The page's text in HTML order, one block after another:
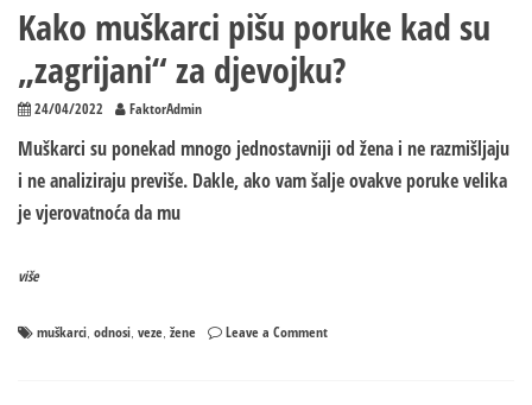
Kako muškarci pišu poruke kad su
„zagrijani“ za djevojku?
24/04/2022 FaktorAdmin
Muškarci su ponekad mnogo jednostavniji od žena i ne razmišljaju
i ne analiziraju previše. Dakle, ako vam šalje ovakve poruke velika
je vjerovatnoća da mu
više
muškarci odnosi veze žene Leave a Commenton